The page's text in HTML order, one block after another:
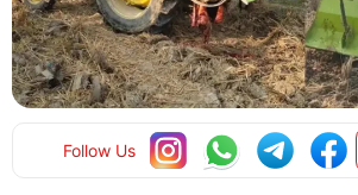
Follow Us